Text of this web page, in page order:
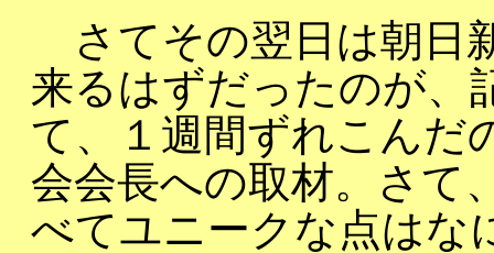
さてその翌日は朝日
来るはずだったのが、
て、１週間ずれこんだ
会会長への取材。さて
べてユニークな点はな